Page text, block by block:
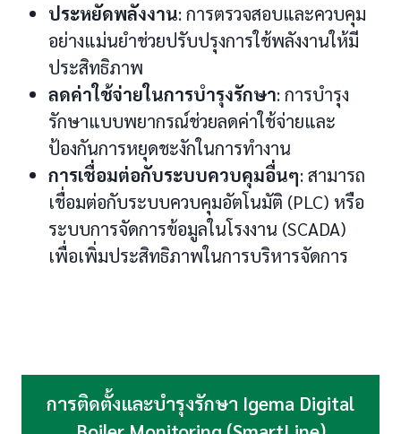
ประหยัดพลังงาน: การตรวจสอบและควบคุม
อย่างแม่นยำช่วยปรับปรุงการใช้พลังงานให้มี
ประสิทธิภาพ
ลดค่าใช้จ่ายในการบำรุงรักษา: การบำรุง
รักษาแบบพยากรณ์ช่วยลดค่าใช้จ่ายและ
ป้องกันการหยุดชะงักในการทำงาน
การเชื่อมต่อกับระบบควบคุมอื่นๆ: สามารถ
เชื่อมต่อกับระบบควบคุมอัตโนมัติ (PLC) หรือ
ระบบการจัดการข้อมูลในโรงงาน (SCADA)
เพื่อเพิ่มประสิทธิภาพในการบริหารจัดการ
การติดตั้งและบำรุงรักษา Igema Digital